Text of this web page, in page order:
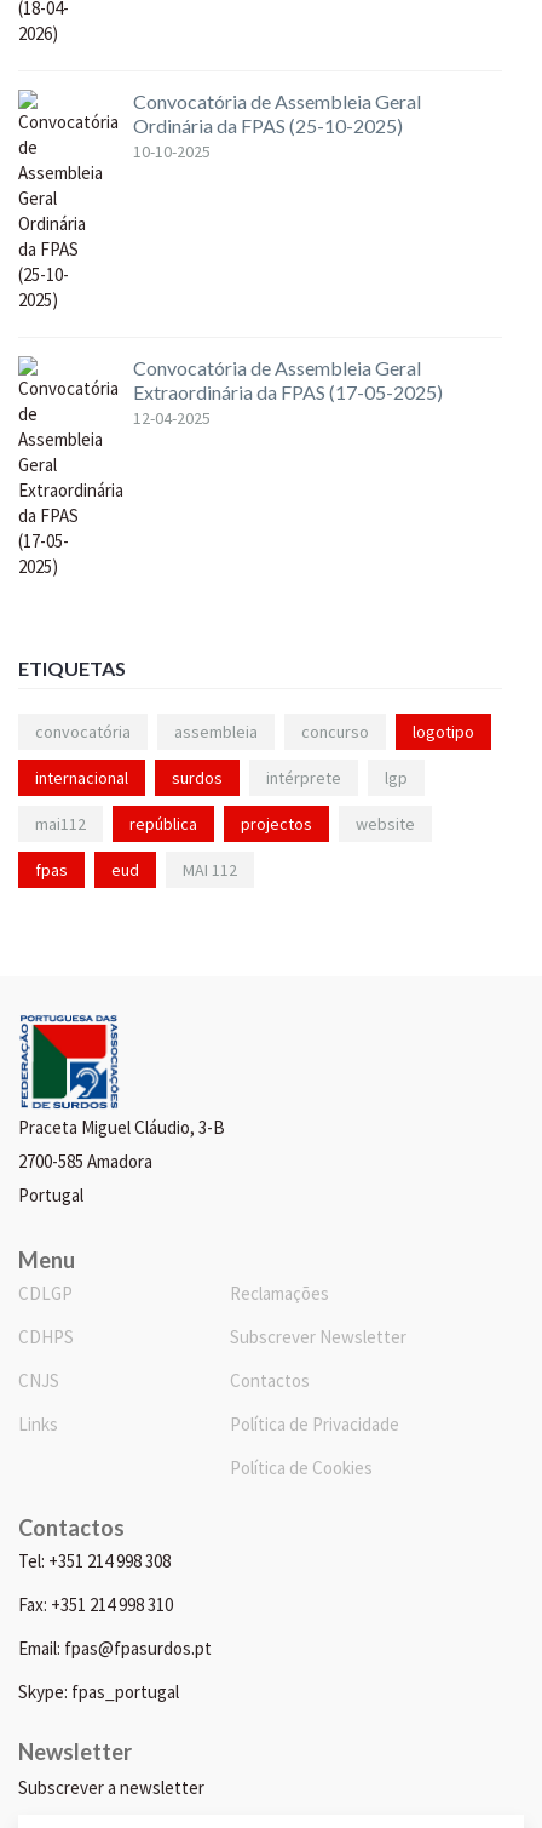
Convocatória de Assembleia Geral
Ordinária da FPAS (25-10-2025)
10-10-2025
Convocatória de Assembleia Geral
Extraordinária da FPAS (17-05-2025)
12-04-2025
ETIQUETAS
convocatória assembleia concurso logotipo
internacional surdos intérprete lgp
mai112 república projectos website
fpas eud MAI 112
Praceta Miguel Cláudio, 3-B
2700-585 Amadora
Portugal
Menu
CDLGP
CDHPS
CNJS
Links
Reclamações
Subscrever Newsletter
Contactos
Política de Privacidade
Política de Cookies
Contactos
Tel: +351 214 998 308
Fax: +351 214 998 310
Email: fpas@fpasurdos.pt
Skype: fpas_portugal
Newsletter
Subscrever a newsletter